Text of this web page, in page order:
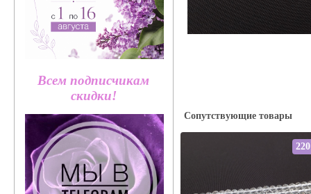
Всем подписчикам
скидки!
Сопутствующие товары